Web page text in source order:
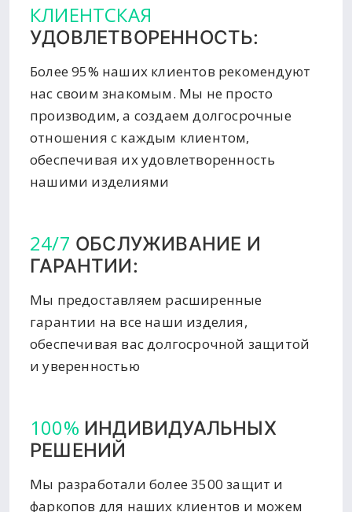
КЛИЕНТСКАЯ
УДОВЛЕТВОРЕННОСТЬ:
Более 95% наших клиентов рекомендуют
нас своим знакомым. Мы не просто
производим, а создаем долгосрочные
отношения с каждым клиентом,
обеспечивая их удовлетворенность
нашими изделиями
24/7 ОБСЛУЖИВАНИЕ И
ГАРАНТИИ:
Мы предоставляем расширенные
гарантии на все наши изделия,
обеспечивая вас долгосрочной защитой
и уверенностью
100% ИНДИВИДУАЛЬНЫХ
РЕШЕНИЙ
Мы разработали более 3500 защит и
фаркопов для наших клиентов и можем